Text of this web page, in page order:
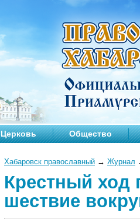
Церковь Общество
Хабаровск православный → Журнал
Крестный ход
шествие